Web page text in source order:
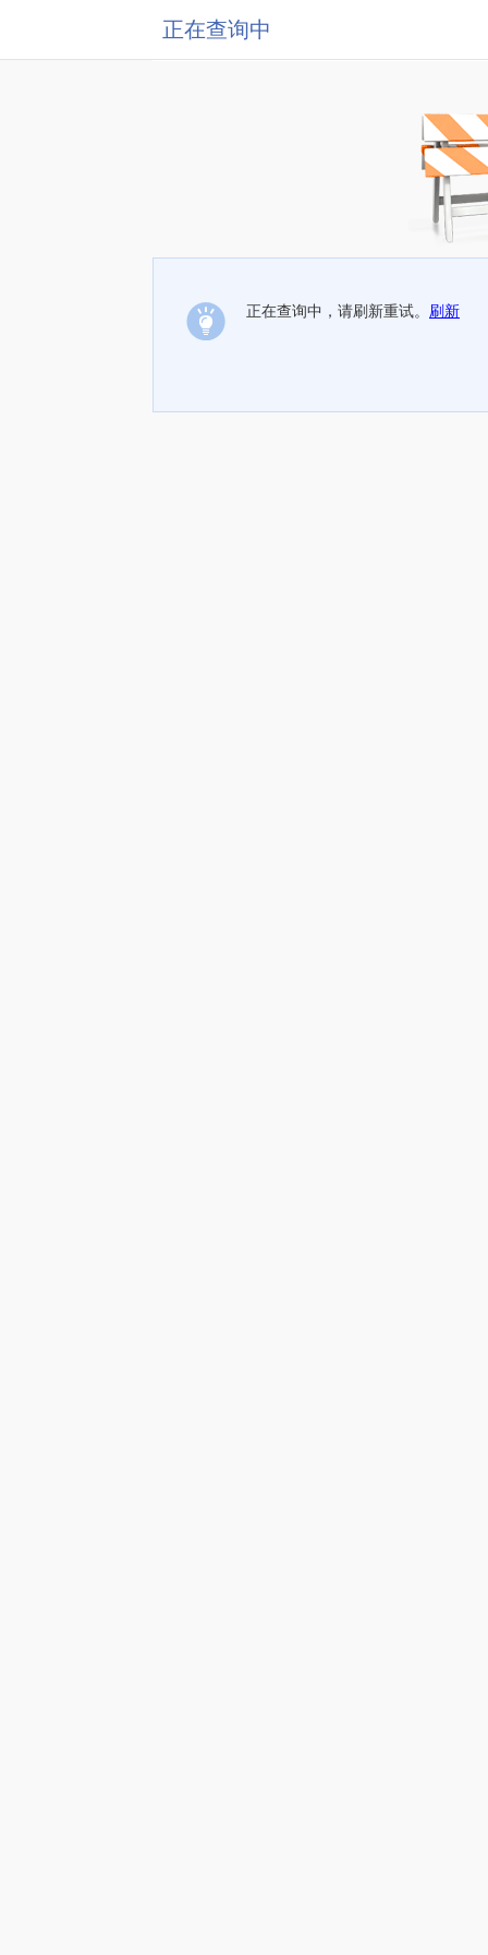
正在查询中
正在查询中，请刷新重试。 刷新